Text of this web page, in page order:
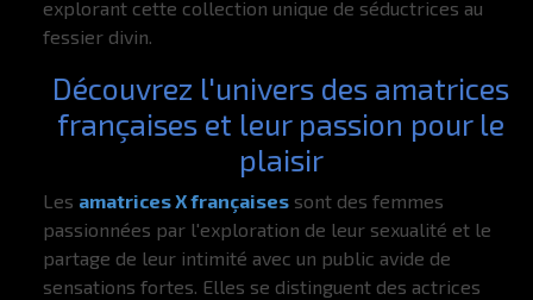
explorant cette collection unique de séductrices au
fessier divin.
Découvrez l'univers des amatrices
françaises et leur passion pour le
plaisir
Les amatrices X françaises sont des femmes
passionnées par l'exploration de leur sexualité et le
partage de leur intimité avec un public avide de
sensations fortes. Elles se distinguent des actrices